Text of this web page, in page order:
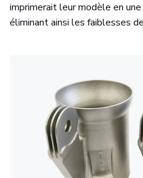
imprimerait leur modèle en
éliminant ainsi les faiblesses